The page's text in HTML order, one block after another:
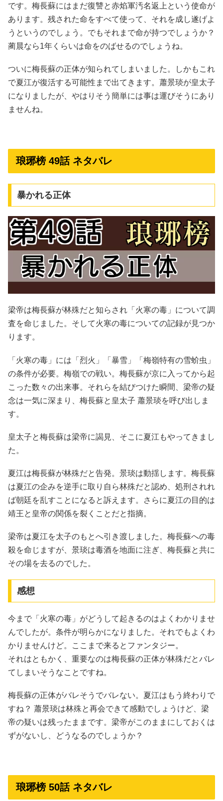
です。梅長蘇にはまだ復讐と赤焰軍汚名返上という使命が
あります。残された命をすべて使って、それを成し遂げよ
うというのでしょう。でもそれまで命が持つでしょうか？
蔺晨なら1年くらいは命をのばせるのでしょうね。
ついに梅長蘇の正体が知られてしまいました。しかもこれ
で夏江が復活する可能性まで出てきます。蕭景琰が皇太子
になりましたが、やはりそう簡単には事は運びそうにあり
ませんね。
琅琊榜 49話 ネタバレ
暴かれる正体
梁帝は梅長蘇が林殊だと知らされ「火寒の毒」について調
査を命じました。そして火寒の毒についての記録が見つか
ります。
「火寒の毒」には「烈火」「暴雪」「梅嶺特有の雪蚧虫」
の条件が必要。梅嶺での戦い。梅長蘇が京に入ってから起
こった数々の出来事。それらを結びつけた瞬間、梁帝の疑
念は一気に深まり、梅長蘇と皇太子 蕭景琰を呼び出しま
す。
皇太子と梅長蘇は梁帝に謁見、そこに夏江もやってきまし
た。
夏江は梅長蘇が林殊だと告発。景琰は動揺します。梅長蘇
は夏江の企みを逆手に取り自ら林殊だと認め、処刑されれ
ば朝廷を乱すことになると訴えます。さらに夏江の目的は
靖王と皇帝の関係を裂くことだと指摘。
梁帝は夏江を太子のもとへ引き渡しました。梅長蘇への毒
殺を命じますが、景琰は毒酒を地面に注ぎ、梅長蘇と共に
その場を去るのでした。
感想
今まで「火寒の毒」がどうして起きるのはよくわかりませ
んでしたが。条件が明らかになりました。それでもよくわ
かりませんけど。ここまで来るとファンタジー。
それはともかく、重要なのは梅長蘇の正体が林殊だとバレ
てしまいそうなことですね。
梅長蘇の正体がバレそうでバレない。夏江はもう終わりで
すね？ 蕭景琰は林殊と再会できて感動でしょうけど、梁
帝の疑いは残ったままです。梁帝がこのままにしておくは
ずがないし、どうなるのでしょうか？
琅琊榜 50話 ネタバレ